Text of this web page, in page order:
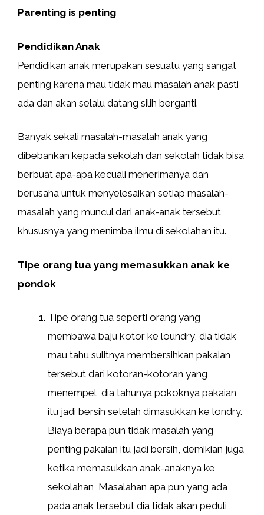
Parenting is penting
Pendidikan Anak
Pendidikan anak merupakan sesuatu yang sangat
penting karena mau tidak mau masalah anak pasti
ada dan akan selalu datang silih berganti.
Banyak sekali masalah-masalah anak yang
dibebankan kepada sekolah dan sekolah tidak bisa
berbuat apa-apa kecuali menerimanya dan
berusaha untuk menyelesaikan setiap masalah-
masalah yang muncul dari anak-anak tersebut
khususnya yang menimba ilmu di sekolahan itu.
Tipe orang tua yang memasukkan anak ke
pondok
Tipe orang tua seperti orang yang
membawa baju kotor ke loundry, dia tidak
mau tahu sulitnya membersihkan pakaian
tersebut dari kotoran-kotoran yang
menempel, dia tahunya pokoknya pakaian
itu jadi bersih setelah dimasukkan ke londry.
Biaya berapa pun tidak masalah yang
penting pakaian itu jadi bersih, demikian juga
ketika memasukkan anak-anaknya ke
sekolahan, Masalahan apa pun yang ada
pada anak tersebut dia tidak akan peduli